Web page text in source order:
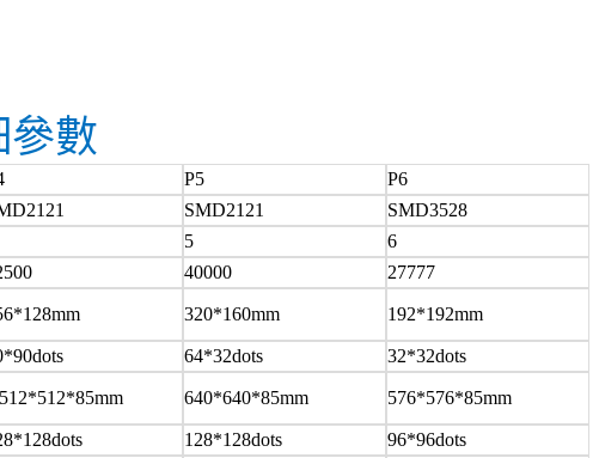
參數
P5 P6
SMD2121
SMD3528
5
6
40000
27777
320*160mm 192*192mm
64*32dots 32*32dots
640*640*85mm 576*576*85mm
128*128dots
96*96dots